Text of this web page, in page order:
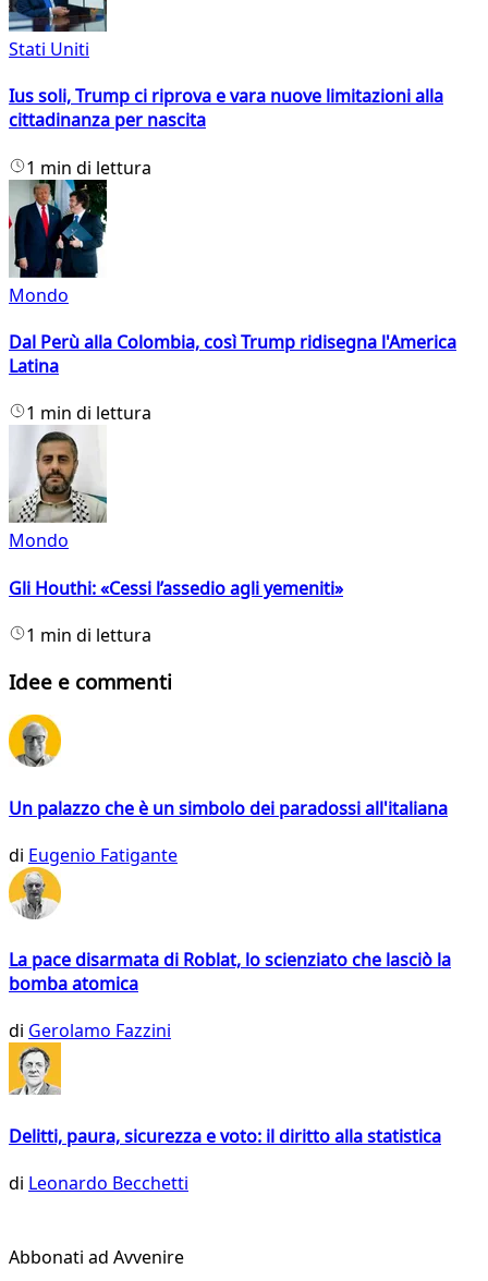
Stati Uniti
Ius soli, Trump ci riprova e vara nuove limitazioni alla
cittadinanza per nascita
1 min di lettura
Mondo
Dal Perù alla Colombia, così Trump ridisegna l'America
Latina
1 min di lettura
Mondo
Gli Houthi: «Cessi l’assedio agli yemeniti»
1 min di lettura
Idee e commenti
Un palazzo che è un simbolo dei paradossi all'italiana
di Eugenio Fatigante
La pace disarmata di Roblat, lo scienziato che lasciò la
bomba atomica
di Gerolamo Fazzini
Delitti, paura, sicurezza e voto: il diritto alla statistica
di Leonardo Becchetti
Abbonati ad Avvenire